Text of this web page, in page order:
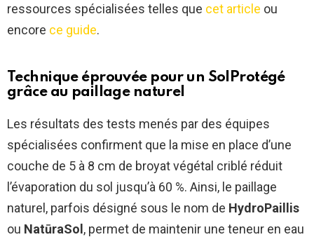
ressources spécialisées telles que cet article ou
encore ce guide.
Technique éprouvée pour un SolProtégé
grâce au paillage naturel
Les résultats des tests menés par des équipes
spécialisées confirment que la mise en place d’une
couche de 5 à 8 cm de broyat végétal criblé réduit
l’évaporation du sol jusqu’à 60 %. Ainsi, le paillage
naturel, parfois désigné sous le nom de HydroPaillis
ou NatūraSol, permet de maintenir une teneur en eau